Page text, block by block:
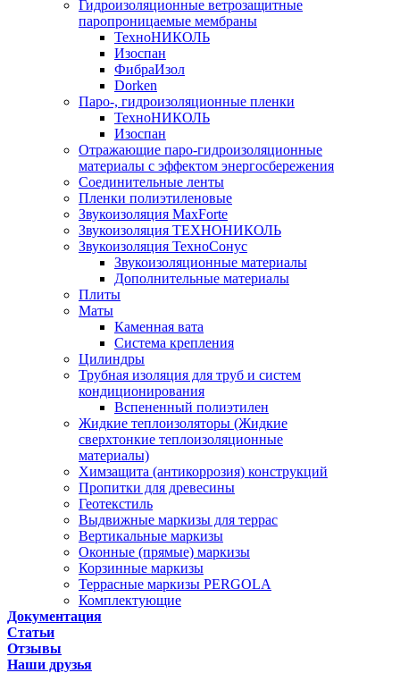
Гидроизоляционные ветрозащитные
паропроницаемые мембраны
ТехноНИКОЛЬ
Изоспан
ФибраИзол
Dorken
Паро-, гидроизоляционные пленки
ТехноНИКОЛЬ
Изоспан
Отражающие паро-гидроизоляционные
материалы с эффектом энергосбережения
Соединительные ленты
Пленки полиэтиленовые
Звукоизоляция MaxForte
Звукоизоляция ТЕХНОНИКОЛЬ
Звукоизоляция ТехноСонус
Звукоизоляционные материалы
Дополнительные материалы
Плиты
Маты
Каменная вата
Система крепления
Цилиндры
Трубная изоляция для труб и систем
кондиционирования
Вспененный полиэтилен
Жидкие теплоизоляторы (Жидкие
сверхтонкие теплоизоляционные
материалы)
Химзащита (антикоррозия) конструкций
Пропитки для древесины
Геотекстиль
Выдвижные маркизы для террас
Вертикальные маркизы
Оконные (прямые) маркизы
Корзинные маркизы
Террасные маркизы PERGOLA
Комплектующие
Документация
Статьи
Отзывы
Наши друзья